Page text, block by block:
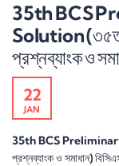
35th BCS
Solution (৩৫তম
প্রশ্নব্যাংক ও
22
JAN
35th BCS Preliminary
প্রশ্নব্যাংক ও সমাধান)